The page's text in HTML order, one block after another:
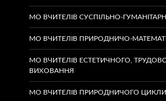
МО ВЧИТЕЛІВ СУСПІЛЬНО-
МО ВЧИТЕЛІВ ПРИРОДНИЧО-
МО ВЧИТЕЛІВ ЕСТЕТИЧНОГО,
ВИХОВАННЯ
МО ВЧИТЕЛІВ ПРИРОДНИЧОГО ЦИКЛИ